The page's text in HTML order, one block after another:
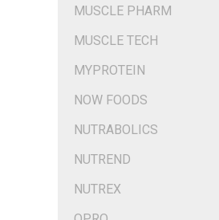
MUSCLE PHARM
MUSCLE TECH
MYPROTEIN
NOW FOODS
NUTRABOLICS
NUTREND
NUTREX